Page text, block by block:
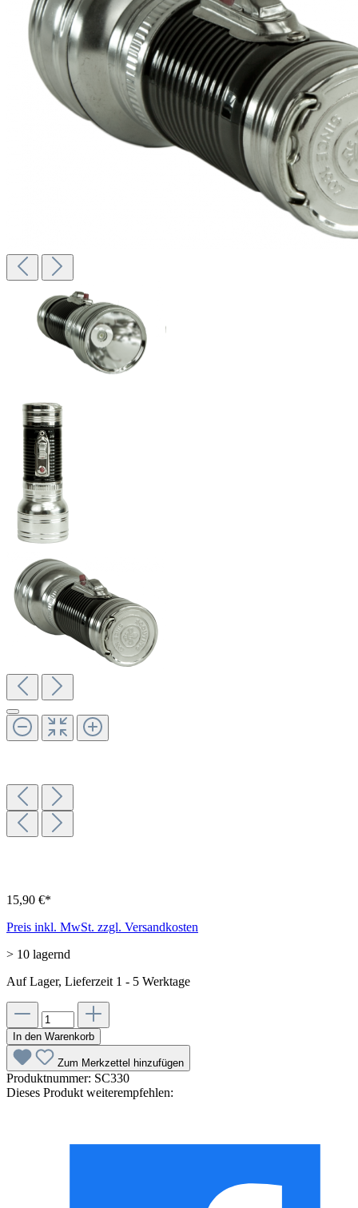
15,90 €*
Preis inkl. MwSt. zzgl. Versandkosten
> 10 lagernd
Auf Lager, Lieferzeit 1 - 5 Werktage
In den Warenkorb
Zum Merkzettel hinzufügen
Produktnummer: SC330
Dieses Produkt weiterempfehlen: